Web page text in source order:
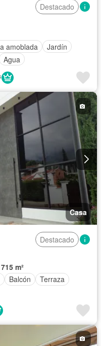
Destacado
amoblada
Jardín
Agua
Casa
Destacado
715 m²
Balcón
Terraza